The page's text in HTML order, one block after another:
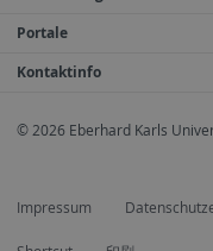
Portale
Kontaktinfo
© 2026 Eberhard Karls
Impressum